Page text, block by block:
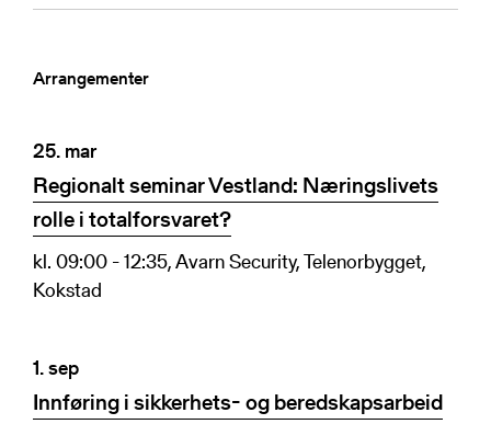
Arrangementer
25. mar
Regionalt seminar Vestland: Næringslivets
rolle i totalforsvaret?
kl. 09:00 - 12:35, Avarn Security, Telenorbygget,
Kokstad
1. sep
Innføring i sikkerhets- og beredskapsarbeid